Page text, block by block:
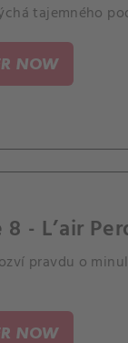
tajemného
NOW
- L’air
pravdu o
NOW